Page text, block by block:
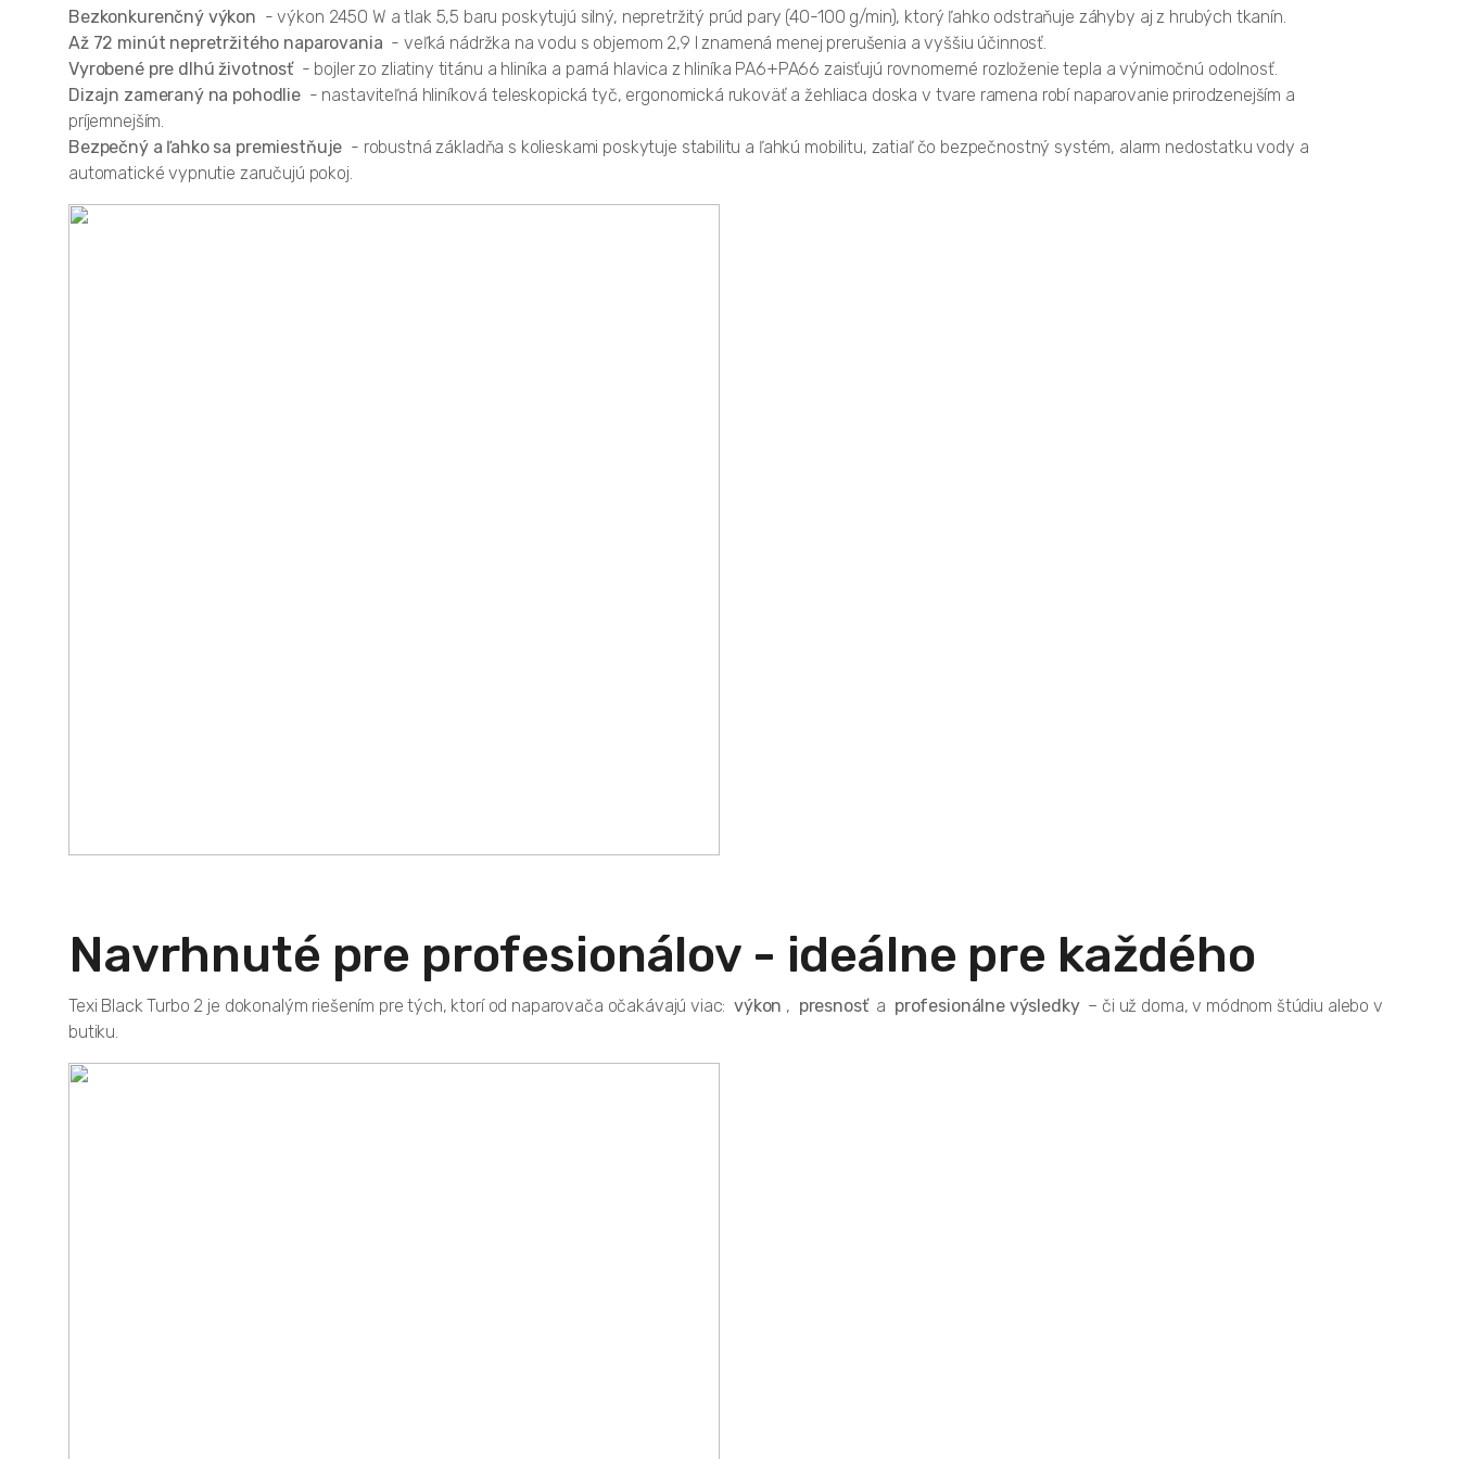
Bezkonkurenčný výkon - výkon 2450 W a tlak 5,5 baru poskytujú silný, nepretržitý prúd pary (40-100 g/min), ktorý ľahko odstraňuje záhyby aj z hrubých tkanín.
Až 72 minút nepretržitého naparovania - veľká nádržka na vodu s objemom 2,9 l znamená menej prerušenia a vyššiu účinnosť.
Vyrobené pre dlhú životnosť- bojler zo zliatiny titánu a hliníka a parná hlavica z hliníka PA6+PA66 zaisťujú rovnomerné rozloženie tepla a výnimočnú odolnosť.
Dizajn zameraný na pohodlie - nastaviteľná hliníková teleskopická tyč, ergonomická rukoväť a žehliaca doska v tvare ramena robí naparovanie prirodzenejším a
príjemnejším.
Bezpečný a ľahko sa premiestňuje - robustná základňa s kolieskami poskytuje stabilitu a ľahkú mobilitu, zatiaľ čo bezpečnostný systém, alarm nedostatku vody a
automatické vypnutie zaručujú pokoj.
Navrhnuté pre profesionálov - ideálne pre každého
Texi Black Turbo 2 je dokonalým riešením pre tých, ktorí od naparovača očakávajú viac:výkon , presnosťa profesionálne výsledky– či už doma, v módnom štúdiu alebo v
butiku.